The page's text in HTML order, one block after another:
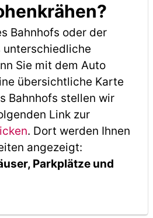
Bahnhofs oder der
Sie mit dem Auto
übersichtliche Karte
Bahnhofs stellen wir
Link zur
. Dort werden Ihnen
angezeigt:
Parkplätze und